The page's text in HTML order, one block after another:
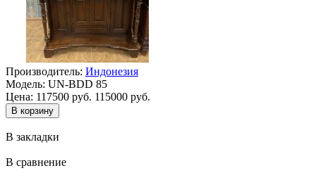
Производитель: Индонезия
Модель: UN-BDD 85
Цена: 117500 руб. 115000 руб.
В закладки
В сравнение